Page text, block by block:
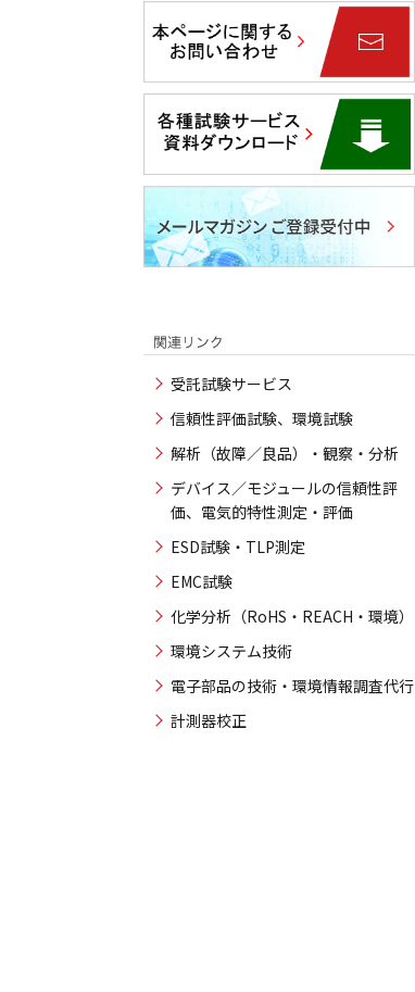
受託試験サービス
信頼性評価試験、環境試験
解析（故障／良品）・観察・分析
デバイス／モジュールの信頼性評
価、電気的特性測定・評価
ESD試験・TLP測定
EMC試験
化学分析（RoHS・REACH・環境）
環境システム技術
電子部品の技術・環境情報調査代行
計測器校正